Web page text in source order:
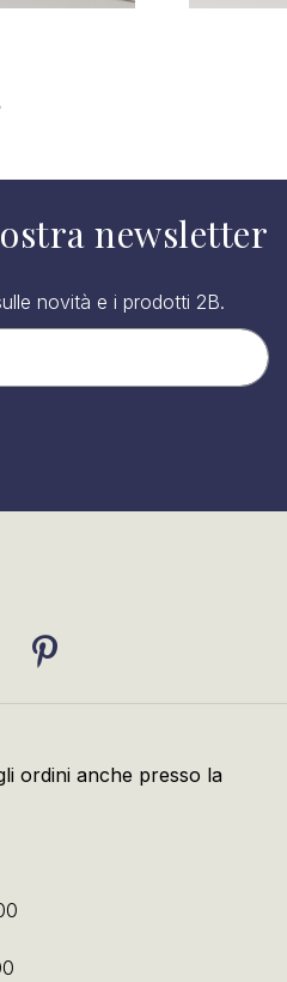
newsletter
novità e i prodotti 2B.
ordini anche presso la